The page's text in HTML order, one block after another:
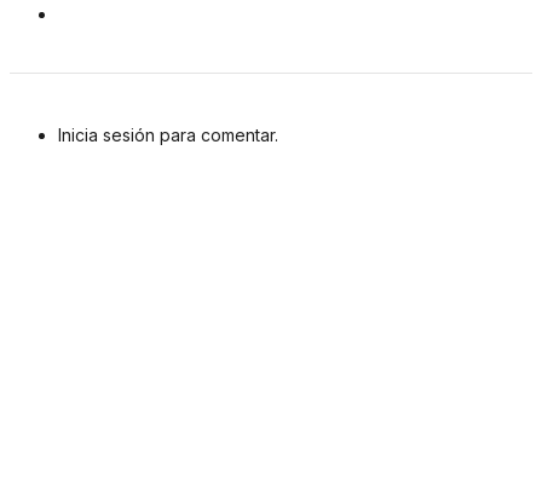
Inicia sesión para comentar.